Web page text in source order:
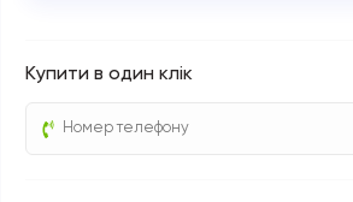
Купити в один клік